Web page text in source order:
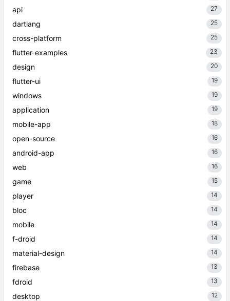
api 27
dartlang 25
cross-platform 25
flutter-examples 23
design 20
flutter-ui 19
windows 19
application 19
mobile-app 18
open-source 16
android-app 16
web 16
game 15
player 14
bloc 14
mobile 14
f-droid 14
material-design 14
firebase 13
fdroid 13
desktop 12